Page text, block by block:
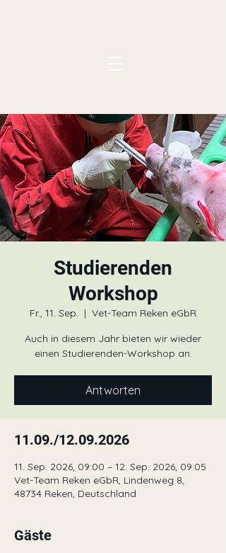
Studierenden
Workshop
Fr., 11. Sep.
  |
Vet-Team Reken eGbR
Auch in diesem Jahr bieten wir wieder
einen Studierenden-Workshop an.
Antworten
11.09./12.09.2026
11. Sep. 2026, 09:00 – 12. Sep. 2026, 09:05
Vet-Team Reken eGbR, Lindenweg 8,
48734 Reken, Deutschland
Gäste